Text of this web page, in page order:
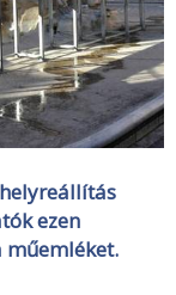
ezen
műemléket.